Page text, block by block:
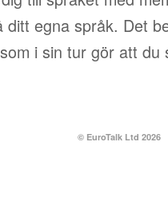
ditt egna språk. Det
i sin tur gör att
© EuroTalk Ltd 2026